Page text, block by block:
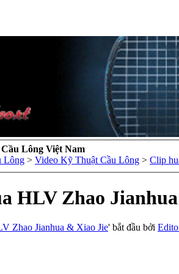
Lông Việt Nam
Lông > Video Kỹ Thuật Cầu Lông > Clip
HLV Zhao
Zhao Jianhua & Xiao Jie' bắt đầu bởi